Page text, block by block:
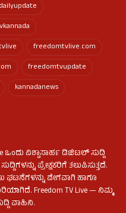
freedomtvlive.com
freedomtvupdate
kannadanews
ಒಂದು ವಿಶ್ವಾಸಾರ್ಹ ಡಿಜಿಟಲ್ ಸುದ್ದಿ
ಪ್ರೇಕ್ಷಕರಿಗೆ ತಲುಪಿಸುತ್ತದೆ.
ಘಟನೆಗಳನ್ನು ವೇಗವಾಗಿ ಹಾಗೂ
Freedom TV Live — ನಿಮ್ಮ
ವಾಹಿನಿ.